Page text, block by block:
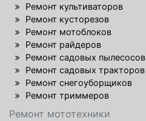
Ремонт культиваторов
Ремонт кусторезов
Ремонт мотоблоков
Ремонт райдеров
Ремонт садовых пылесосов
Ремонт садовых тракторов
Ремонт снегоуборщиков
Ремонт триммеров
Ремонт мототехники